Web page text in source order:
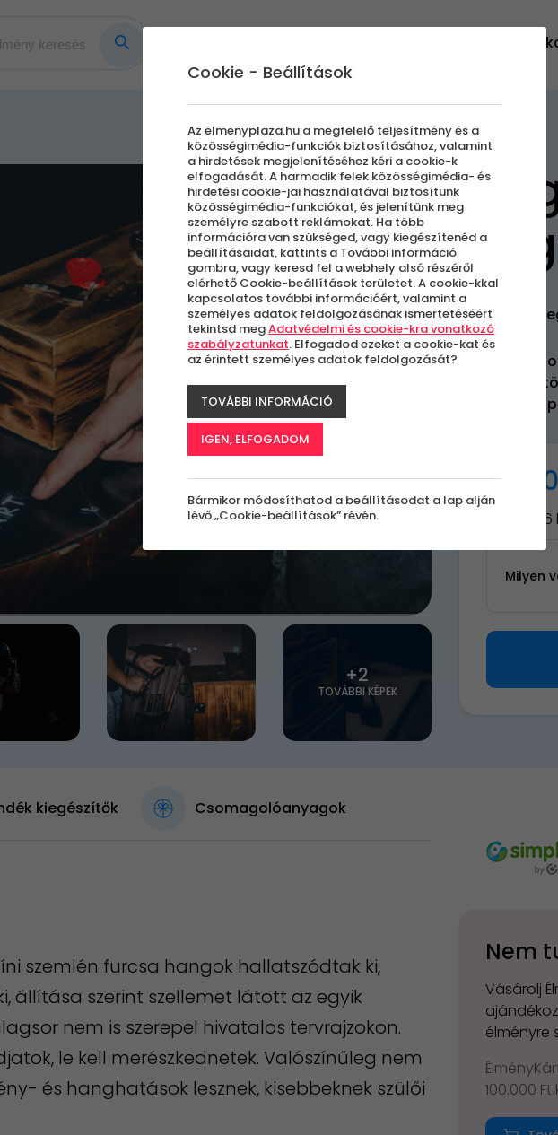
+2
TOVÁBBI KÉPEK
7
Válassz
Milyen
kiegészítők Csomagolóanyagok
szemlén furcsa hangok hallatszódtak ki,
állítása szerint szellemet látott az egyik
nem is szerepel hivatalos tervrajzokon.
le kell merészkednetek. Valószínűleg nem
és hanghatások lesznek, kisebbeknek szülői
Nem
Vásárolj
élményre
100.000
Cookie - Beállítások
Az elmenyplaza.hu a megfelelő teljesítmény és a
közösségimédia-funkciók biztosításához, valamint
a hirdetések megjelenítéséhez kéri a cookie-k
elfogadását. A harmadik felek közösségimédia- és
hirdetési cookie-jai használatával biztosítunk
közösségimédia-funkciókat, és jelenítünk meg
személyre szabott reklámokat. Ha több
információra van szükséged, vagy kiegészítenéd a
beállításaidat, kattints a További információ
gombra, vagy keresd fel a webhely alsó részéről
elérhető Cookie-beállítások területet. A cookie-kkal
kapcsolatos további információért, valamint a
személyes adatok feldolgozásának ismertetéséért
tekintsd megAdatvédelmi és cookie-kra vonatkozó
szabályzatunkat. Elfogadod ezeket a cookie-kat és
az érintett személyes adatok feldolgozását?
TOVÁBBI INFORMÁCIÓ
IGEN, ELFOGADOM
Bármikor módosíthatod a beállításodat a lap alján
lévő „Cookie-beállítások” révén.